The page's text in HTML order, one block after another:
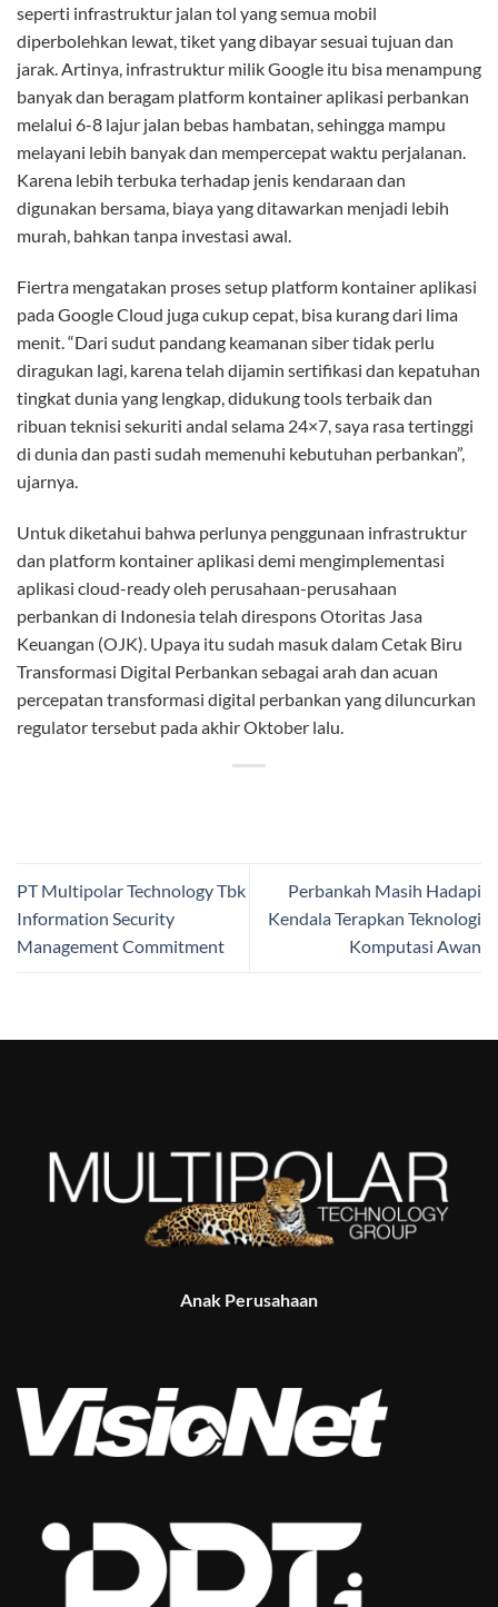
seperti infrastruktur jalan tol yang semua mobil
diperbolehkan lewat, tiket yang dibayar sesuai tujuan dan
jarak. Artinya, infrastruktur milik Google itu bisa menampung
banyak dan beragam platform kontainer aplikasi perbankan
melalui 6-8 lajur jalan bebas hambatan, sehingga mampu
melayani lebih banyak dan mempercepat waktu perjalanan.
Karena lebih terbuka terhadap jenis kendaraan dan
digunakan bersama, biaya yang ditawarkan menjadi lebih
murah, bahkan tanpa investasi awal.
Fiertra mengatakan proses setup platform kontainer aplikasi
pada Google Cloud juga cukup cepat, bisa kurang dari lima
menit. “Dari sudut pandang keamanan siber tidak perlu
diragukan lagi, karena telah dijamin sertifikasi dan kepatuhan
tingkat dunia yang lengkap, didukung tools terbaik dan
ribuan teknisi sekuriti andal selama 24×7, saya rasa tertinggi
di dunia dan pasti sudah memenuhi kebutuhan perbankan”,
ujarnya.
Untuk diketahui bahwa perlunya penggunaan infrastruktur
dan platform kontainer aplikasi demi mengimplementasi
aplikasi cloud-ready oleh perusahaan-perusahaan
perbankan di Indonesia telah direspons Otoritas Jasa
Keuangan (OJK). Upaya itu sudah masuk dalam Cetak Biru
Transformasi Digital Perbankan sebagai arah dan acuan
percepatan transformasi digital perbankan yang diluncurkan
regulator tersebut pada akhir Oktober lalu.
PT Multipolar Technology Tbk
Information Security
Management Commitment
Perbankah Masih Hadapi
Kendala Terapkan Teknologi
Komputasi Awan
Anak Perusahaan